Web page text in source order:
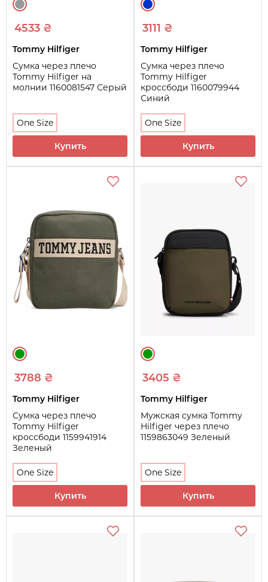
4533 ₴
Tommy Hilfiger
Сумка через плечо
Tommy Hilfiger на
молнии 1160081547 Серый
One Size
Купить
3111 ₴
Tommy Hilfiger
Сумка через плечо
Tommy Hilfiger
кроссбоди 1160079944
Синий
One Size
Купить
3788 ₴
Tommy Hilfiger
Сумка через плечо
Tommy Hilfiger
кроссбоди 1159941914
Зеленый
One Size
Купить
3405 ₴
Tommy Hilfiger
Мужская сумка Tommy
Hilfiger через плечо
1159863049 Зеленый
One Size
Купить